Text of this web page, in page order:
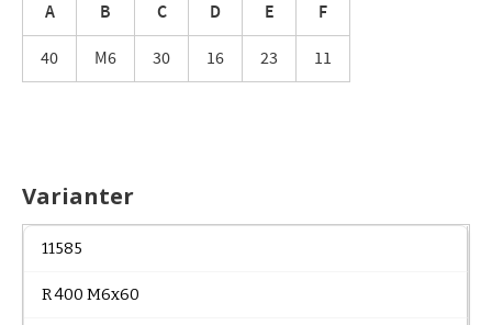
A B C D E F
40 M6 30 16 23 11
Varianter
11585
R 400 M6x60